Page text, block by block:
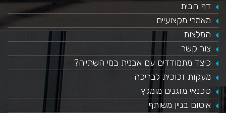
דף הבית
מאמרי מקצועיים
המלצות
צור קשר
כיצד מתמודדים עם אבנית במי השתייה?
​מעקות זכוכית לבריכה
טכנאי מזגנים מומלץ
איטום בניין משותף